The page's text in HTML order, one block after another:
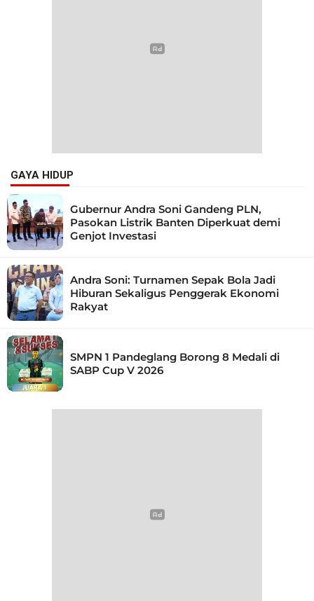
GAYA HIDUP
Gubernur Andra Soni Gandeng PLN,
Pasokan Listrik Banten Diperkuat demi
Genjot Investasi
Andra Soni: Turnamen Sepak Bola Jadi
Hiburan Sekaligus Penggerak Ekonomi
Rakyat
SMPN 1 Pandeglang Borong 8 Medali di
SABP Cup V 2026